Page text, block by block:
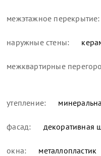
межэтажное перекрытие:
наружные стены:
межквартирные
утепление:
фасад: декоративная
окна: металлопластик